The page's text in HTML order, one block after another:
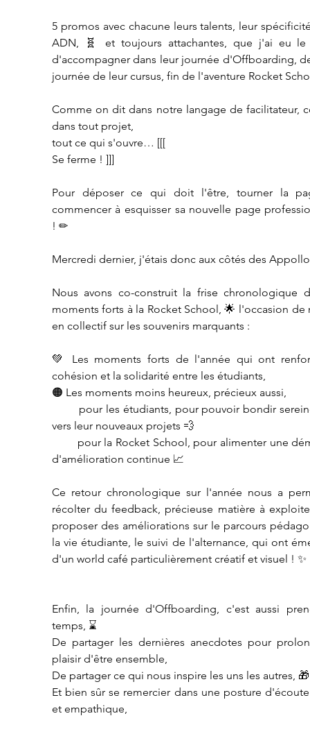
5 promos avec chacune leurs talents, leur
ADN, 🧬 et toujours attachantes, que j'ai eu le
d'accompagner dans leur journée d'Offboarding,
journée de leur cursus, fin de l'aventure Rocket
Comme on dit dans notre langage de facilitateur,
dans tout projet,
tout ce qui s'ouvre… [[[
Se ferme ! ]]]
Pour déposer ce qui doit l'être, tourner la
commencer à esquisser sa nouvelle page
! ✏
Mercredi dernier, j'étais donc aux côtés des
Nous avons co-construit la frise chronologique
moments forts à la Rocket School, 🌟 l'occasion de
en collectif sur les souvenirs marquants :
💚 Les moments forts de l'année qui ont
cohésion et la solidarité entre les étudiants,
🟠 Les moments moins heureux, précieux aussi,
vers leur nouveaux projets 💨
d'amélioration continue 📈
Ce retour chronologique sur l'année nous a
récolter du feedback, précieuse matière à
proposer des améliorations sur le parcours
la vie étudiante, le suivi de l'alternance, qui ont
d'un world café particulièrement créatif et visuel ! ✨
Enfin, la journée d'Offboarding, c'est aussi
temps, ⌛
De partager les dernières anecdotes pour
plaisir d'être ensemble,
De partager ce qui nous inspire les uns les autres, 🎁
Et bien sûr se remercier dans une posture
et empathique,